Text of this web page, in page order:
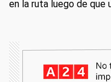
en la ruta luego de que